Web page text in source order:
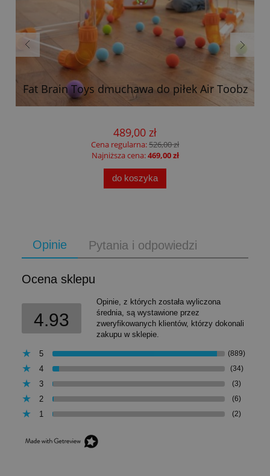
Fat Brain Toys dmuchawa do piłek Air Toobz
489,00 zł
Cena regularna:526,00 zł
Najniższa cena:469,00 zł
do koszyka
Opinie Pytania i odpowiedzi
Ocena sklepu
4.93
Opinie, z których została wyliczona
średnia, są wystawione przez
zweryfikowanych klientów, którzy dokonali
zakupu w sklepie.
5 (889)
4 (34)
3 (3)
2 (6)
1 (2)